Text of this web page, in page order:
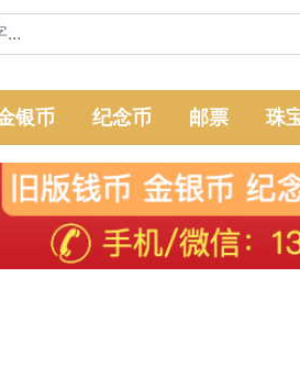
银币 纪念币 邮票 珠